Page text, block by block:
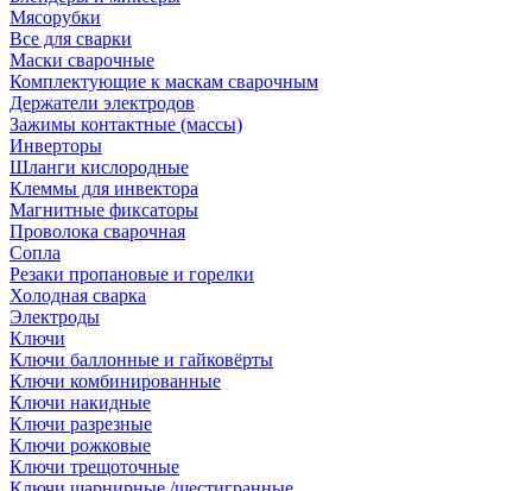
Мясорубки
Все для сварки
Маски сварочные
Комплектующие к маскам сварочным
Держатели электродов
Зажимы контактные (массы)
Инверторы
Шланги кислородные
Клеммы для инвектора
Магнитные фиксаторы
Проволока сварочная
Сопла
Резаки пропановые и горелки
Холодная сварка
Электроды
Ключи
Ключи баллонные и гайковёрты
Ключи комбинированные
Ключи накидные
Ключи разрезные
Ключи рожковые
Ключи трещоточные